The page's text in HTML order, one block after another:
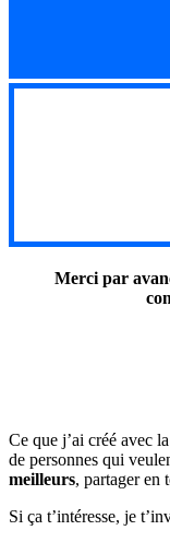
communauté
Merci par
Ce que j’ai créé avec la
de personnes qui
meilleurs, partager en
Si ça t’intéresse, je